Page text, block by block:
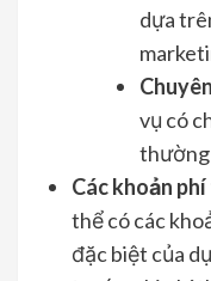
dựa
vụ có
thường
Các khoản
thể có các
đặc biệt của